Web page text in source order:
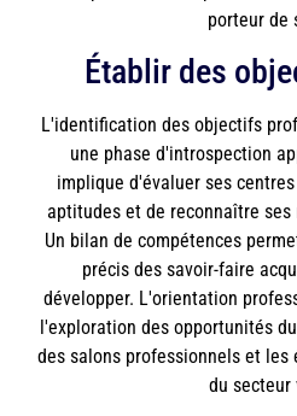
porteur de
Établir des
L'identification des objectifs
une phase d'introspection
implique d'évaluer ses
aptitudes et de reconnaître
Un bilan de compétences
précis des savoir-faire
développer. L'orientation
l'exploration des opportunités
des salons professionnels et les
du secteur